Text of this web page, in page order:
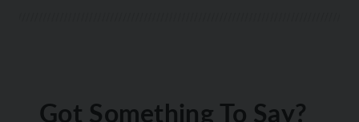
Got Something To Say?